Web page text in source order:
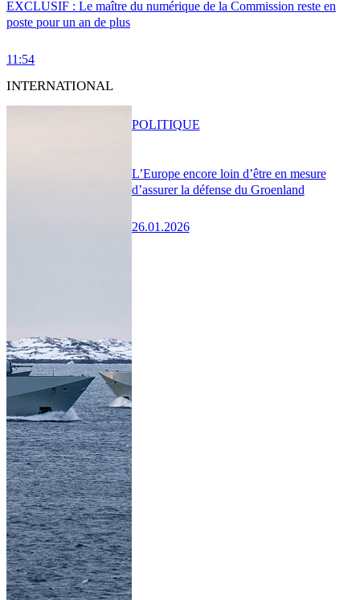
EXCLUSIF : Le maître du numérique de la Commission reste en
poste pour un an de plus
11:54
INTERNATIONAL
L’Europe encore loin d’être en mesure
d’assurer la défense du Groenland
26.01.2026
POLITIQUE